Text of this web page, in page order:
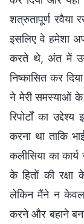
शत्रुतापूर्ण रवैया
इसलिए वे हमेशा
करते थे, अंत में
निष्कासित कर
ने मेरी समस्याओं के
रिपोर्टों का
करना था ताकि
कलीसिया का
के हितों की
लेकिन मैंने न केवल
करने और बहाने